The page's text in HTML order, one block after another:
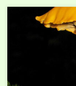
pour 6 à 8 personnes
morceaux. 200 g. de